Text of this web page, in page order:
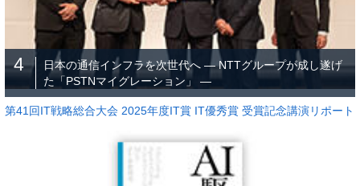
4
日本の通信インフラを次世代へ ― NTTグループが成し遂げ
た「PSTNマイグレーション」 ―
第41回IT戦略総合大会 2025年度IT賞 IT優秀賞 受賞記念講演リポート